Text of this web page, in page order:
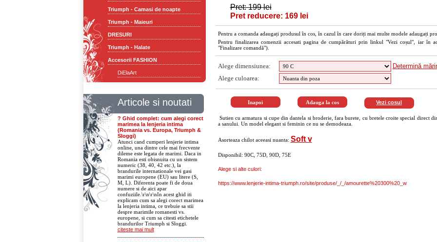
Triumph - Camasi de noapte
Triumph - Maieuri
DRESURI
Triumph - Halate
Accesorii FASHION
DiElaArt
Articole si noutati
? Ghid complet: cum alegi corect
marimea la lenjeria intima
(Romania vs. Europa, Triumph &
Sloggi)
Atunci cand cumperi lenjerie intima
online, una dintre cele mai frecvente
dileme este legata de marimi. Daca in
Romania esti obisnuita cu un sistem
numeric (38, 40, 42 etc.), la
brandurile internationale vei gasi
marimi europene (EU) sau litere (S,
M, L). Diferenta poate fi de doua
numere si de aici apar
confuziile.\r\n\r\nIn acest ghid iti
explicam cum sa alegi corect marimea
la lenjeria intima, ce trebuie sa stii
despre marimile romanesti vs.
europene, si cum sa citesti etichetele
brandurilor Triumph si Sloggi.
citeste mai mult
Pret: 199 lei
Pret reducere: 169 lei
Pentru a comanda adaugați produsul în cos, în cazul în care doriți mai multe modele adaugați
Pentru finalizarea comenzii accesati pagina de cumpărături prin linkul "Vezi coșul", iar în
"Finalizare comandă").
Alege dimensiunea:
Determină
Alege culoarea:
Vezi cosul
Sutien cu armatura si cupe din dantela si broderie, fara burete, cu bretele croite special direct
a sanului. Un model elegant si feminin ce nu se demodeaza.
Asorteaza chilot aceeasi nuanta: Soft v
Disponibil: 90C, 75D, 90D, 75E
Alege si alte culori:
https://www.lenjerie-intima-triumph.ro/site/produse/_/_/amourette%20300%20_w